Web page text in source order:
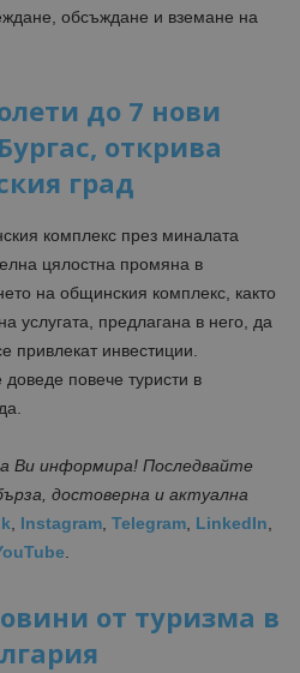
обсъждане и вземане на
до 7 нови
открива
град
комплекс през миналата
цялостна промяна в
на общинския комплекс, както
услугата, предлагана в него, да
привлекат инвестиции.
повече туристи в
Ви информира! Последвайте
достоверна и актуална
, Instagram, Telegram, LinkedIn,
.
от туризма в